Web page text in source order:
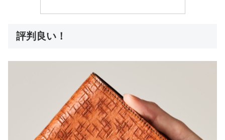
評判良い！